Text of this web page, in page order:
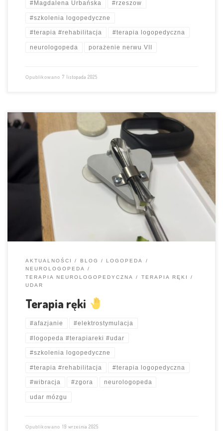
#Magdalena Urbańska #rzeszow
#szkolenia logopedyczne
#terapia #rehabilitacja #terapia logopedyczna
neurologopeda porażenie nerwu VII
Opublikowano 7 listopada 2025
Po udarze mózgu pacjenci mają niedowłady ciała
, w tym ręki i
dłoni. Głębokie zaburzenie uniemożliwiają wykonywanie codziennych
czynności
obejrzyj, jakie narzędzia ułatwiają naszym pacjentom
funkcjonowanie
zobacz, jak można trenować rękę
https://www.facebook.com/share/r/1WpHj3wn7G/?mibextid=wwXIfr
AKTUALNOŚCI BLOG
LOGOPEDA
NEUROLOGOPEDA
TERAPIA NEUROLOGOPEDYCZNA
TERAPIA RĘKI
UDAR
Terapia ręki
#afazjanie #elektrostymulacja
#logopeda #terapiareki #udar
#szkolenia logopedyczne
#terapia #rehabilitacja #terapia logopedyczna
#wibracja #zgora neurologopeda
udar mózgu
Opublikowano 19 września 2025